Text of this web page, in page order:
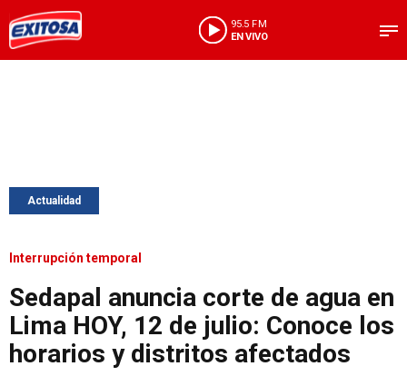
95.5 FM
EN VIVO
Actualidad
Interrupción temporal
Sedapal anuncia corte de agua en
Lima HOY, 12 de julio: Conoce los
horarios y distritos afectados